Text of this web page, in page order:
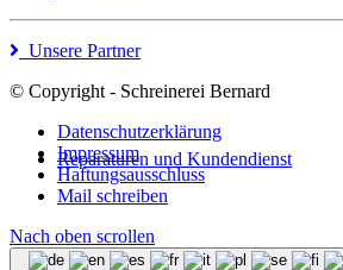
Reparaturen und Kundendienst
Unsere Partner
© Copyright - Schreinerei Bernard
Datenschutzerklärung
Impressum
Haftungsausschluss
Mail schreiben
Nach oben scrollen